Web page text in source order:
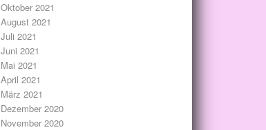
Oktober 2021
August 2021
Juli 2021
Juni 2021
Mai 2021
April 2021
März 2021
Dezember 2020
November 2020